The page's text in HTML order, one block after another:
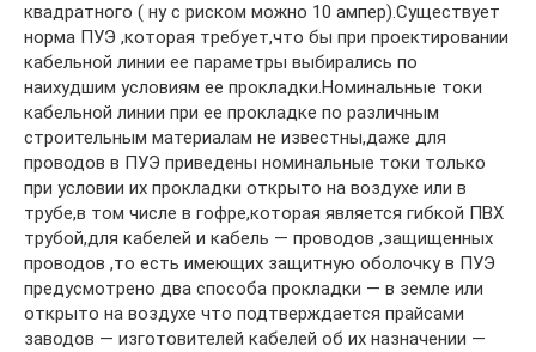
квадратного ( ну с риском можно 10 ампер).Существует
норма ПУЭ ,которая требует,что бы при проектировании
кабельной линии ее параметры выбирались по
наихудшим условиям ее прокладки.Номинальные токи
кабельной линии при ее прокладке по различным
строительным материалам не известны,даже для
проводов в ПУЭ приведены номинальные токи только
при условии их прокладки открыто на воздухе или в
трубе,в том числе в гофре,которая является гибкой ПВХ
трубой,для кабелей и кабель — проводов ,защищенных
проводов ,то есть имеющих защитную оболочку в ПУЭ
предусмотрено два способа прокладки — в земле или
открыто на воздухе что подтверждается прайсами
заводов — изготовителей кабелей об их назначении —